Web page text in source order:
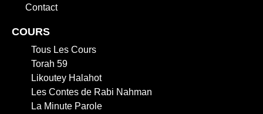
Contact
COURS
Tous Les Cours
Torah 59
Likoutey Halahot
Les Contes de Rabi Nahman
La Minute Parole